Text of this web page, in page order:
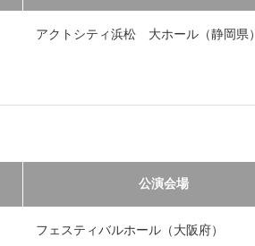
アクトシティ浜松 大ホール（静岡県）
公演会場
フェスティバルホール（大阪府）